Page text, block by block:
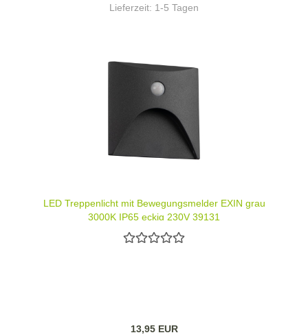
Lieferzeit: 1-5 Tagen
LED Treppenlicht mit Bewegungsmelder EXIN grau
3000K IP65 eckig 230V 39131
13,95 EUR